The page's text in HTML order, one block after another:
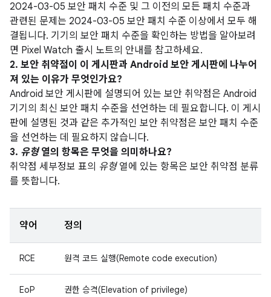
2024-03-05 보안 패치 수준 및 그 이전의 모든 패치 수준과
관련된 문제는 2024-03-05 보안 패치 수준 이상에서 모두 해
결됩니다. 기기의 보안 패치 수준을 확인하는 방법을 알아보려
면 Pixel Watch 출시 노트의 안내를 참고하세요.
2. 보안 취약점이 이 게시판과 Android 보안 게시판에 나누어
져 있는 이유가 무엇인가요?
Android 보안 게시판에 설명되어 있는 보안 취약점은 Android
기기의 최신 보안 패치 수준을 선언하는 데 필요합니다. 이 게시
판에 설명된 것과 같은 추가적인 보안 취약점은 보안 패치 수준
을 선언하는 데 필요하지 않습니다.
3. 유형열의 항목은 무엇을 의미하나요?
취약점 세부정보 표의 유형열에 있는 항목은 보안 취약점 분류
를 뜻합니다.
약어 정의
RCE 원격 코드 실행(Remote code execution)
EoP 권한 승격(Elevation of privilege)